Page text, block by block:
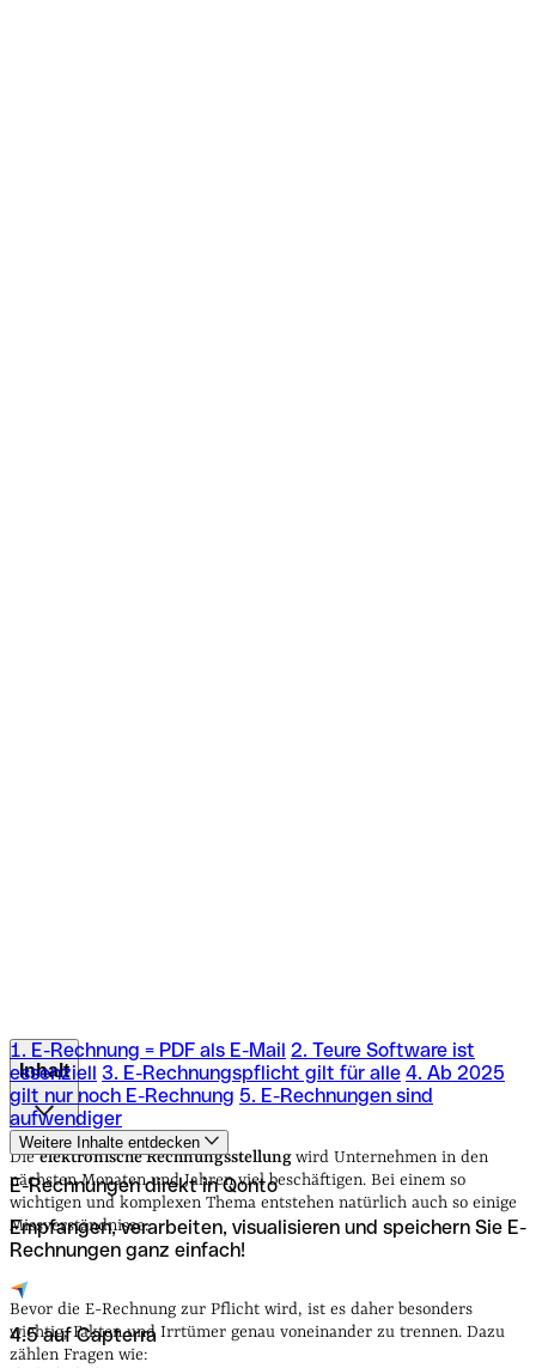
1. E-Rechnung = PDF als E-Mail 2. Teure Software ist
essenziell 3. E-Rechnungspflicht gilt für alle 4. Ab 2025
gilt nur noch E-Rechnung 5. E-Rechnungen sind
aufwendiger
Weitere Inhalte entdecken
E-Rechnungen direkt in Qonto
Empfangen, verarbeiten, visualisieren und speichern Sie E-
Rechnungen ganz einfach!
4.5 auf Capterra
Inhalt
1. E-Rechnung = PDF als E-Mail
essenziell 3. E-Rechnungspflicht gilt für alle 4. Ab 2025
gilt nur noch E-Rechnung 5. E-Rechnungen sind
aufwendiger
Dieelektronische Rechnungsstellungwird Unternehmen in den
nächsten Monaten und Jahren viel beschäftigen. Bei einem so
wichtigen und komplexen Thema entstehen natürlich auch so einige
Missverständnisse.
Bevor die E-Rechnung zur Pflicht wird, ist es daher besonders
wichtig, Fakten und Irrtümer genau voneinander zu trennen. Dazu
zählen Fragen wie: